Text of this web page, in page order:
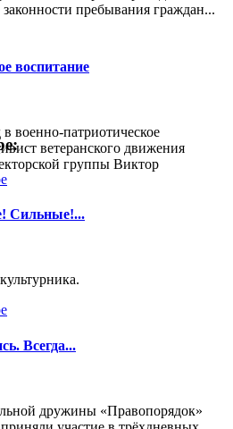
пребывания граждан...
воспитание
военно-патриотическое
ветеранского движения
группы Виктор
Сильные!...
Всегда...
дружины «Правопорядок»